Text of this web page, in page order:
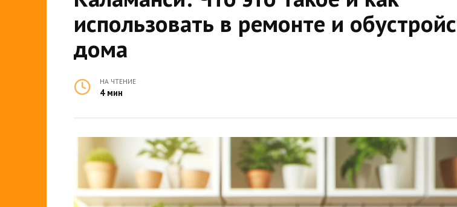
использовать в ремонте и
дома
НА ЧТЕНИЕ
4 мин